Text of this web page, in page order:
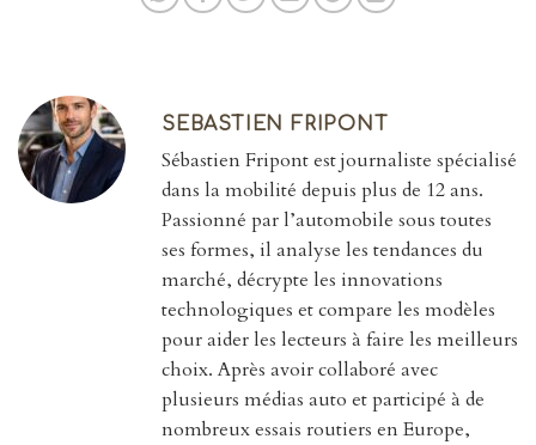
SEBASTIEN FRIPONT
Sébastien Fripont est journaliste spécialisé
dans la mobilité depuis plus de 12 ans.
Passionné par l’automobile sous toutes
ses formes, il analyse les tendances du
marché, décrypte les innovations
technologiques et compare les modèles
pour aider les lecteurs à faire les meilleurs
choix. Après avoir collaboré avec
plusieurs médias auto et participé à de
nombreux essais routiers en Europe,